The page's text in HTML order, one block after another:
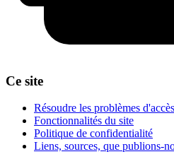
Ce site
Résoudre les problèmes
Fonctionnalités du site
Politique de confidentialité
Liens, sources, que publions-